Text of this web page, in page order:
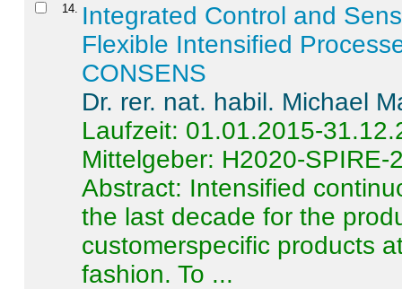
14
Integrated Control and
Flexible Intensified
CONSENS
Dr. rer. nat. habil. Michael
Laufzeit: 01.01.2015-
Mittelgeber: H2020-SPIRE-
Abstract: Intensified
the last decade for the
customerspecific products
fashion. To ...